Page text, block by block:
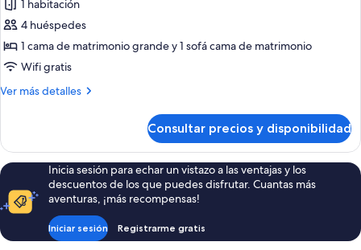
de
Habitación
de
lujo,
1
matrimonio
grande
con
sofá
cama,
cocina
1 habitación
4 huéspedes
1 cama de matrimonio grande y 1 sofá cama de matrimonio
Wifi gratis
Ver más detalles
Más
de
lujo,
1
cama
de
matrimonio
grande
Consultar precios y disponibilidad
Inicia sesión para echar un vistazo a las ventajas y los
descuentos de los que puedes disfrutar. Cuantas más
aventuras, ¡más recompensas!
Iniciar sesión Registrarme gratis